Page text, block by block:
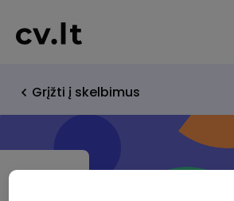
Grįžti į skelbimus